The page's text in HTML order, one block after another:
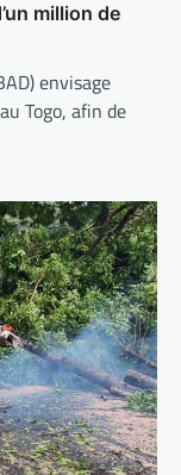
million de
envisage
Togo, afin de